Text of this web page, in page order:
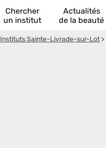
Chercher
un institut
Actualités
de la beauté
Instituts Sainte-Livrade-sur-Lot>